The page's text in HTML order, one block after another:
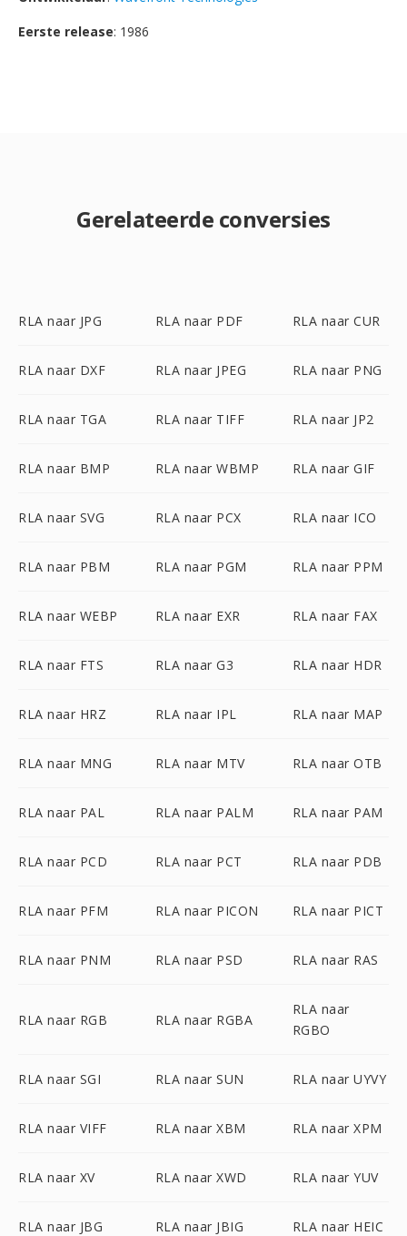
Eerste release: 1986
Gerelateerde conversies
RLA naar JPG RLA naar PDF RLA naar CUR
RLA naar DXF RLA naar JPEG RLA naar PNG
RLA naar TGA RLA naar TIFF RLA naar JP2
RLA naar BMP RLA naar WBMP RLA naar GIF
RLA naar SVG RLA naar PCX RLA naar ICO
RLA naar PBM RLA naar PGM RLA naar PPM
RLA naar WEBP RLA naar EXR RLA naar FAX
RLA naar FTS RLA naar G3 RLA naar HDR
RLA naar HRZ RLA naar IPL RLA naar MAP
RLA naar MNG RLA naar MTV RLA naar OTB
RLA naar PAL RLA naar PALM RLA naar PAM
RLA naar PCD RLA naar PCT RLA naar PDB
RLA naar PFM RLA naar PICON RLA naar PICT
RLA naar PNM RLA naar PSD RLA naar RAS
RLA naar RGB RLA naar RGBA
RLA naar
RGBO
RLA naar SGI RLA naar SUN RLA naar UYVY
RLA naar VIFF RLA naar XBM RLA naar XPM
RLA naar XV RLA naar XWD RLA naar YUV
RLA naar JBG RLA naar JBIG RLA naar HEIC